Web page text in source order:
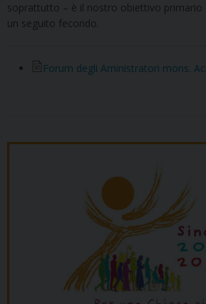
soprattutto – è il nostro obiettivo primario
un seguito fecondo.
Forum degli Aministratori mons.